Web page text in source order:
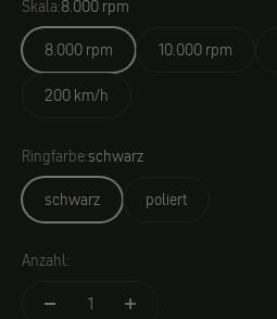
Skala:8.000 rpm
8.000 rpm
10.000 rpm
200 km/h
Ringfarbe:schwarz
schwarz
poliert
Anzahl: